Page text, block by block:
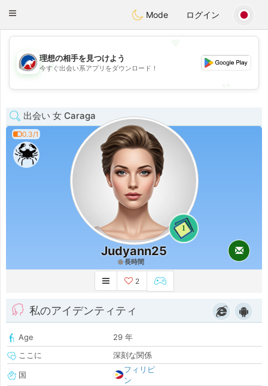
AustraliaChat
Toggle
Mode ログイン
💖
💕
理想の相手を見つけよう
今すぐ出会い系アプリをダウンロード！
出会い 女 Caraga
0.3/1
1
Judyann25
長時間
2
私のアイデンティティ
Age
29 年
ここに
深刻な関係
国
フィリピ
ン